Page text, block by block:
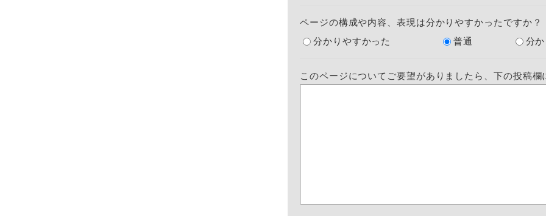
ページの構成や内容、表現は分かりやすかったですか？
分かりやすかった
普通 分
このページについてご要望がありましたら、下の投稿